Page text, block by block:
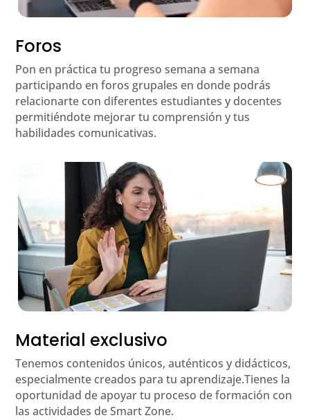
Foros
Pon en práctica tu progreso semana a semana
participando en foros grupales en donde podrás
relacionarte con diferentes estudiantes y docentes
permitiéndote mejorar tu comprensión y tus
habilidades comunicativas.
Material exclusivo
Tenemos contenidos únicos, auténticos y didácticos,
especialmente creados para tu aprendizaje.Tienes la
oportunidad de apoyar tu proceso de formación con
las actividades de Smart Zone.